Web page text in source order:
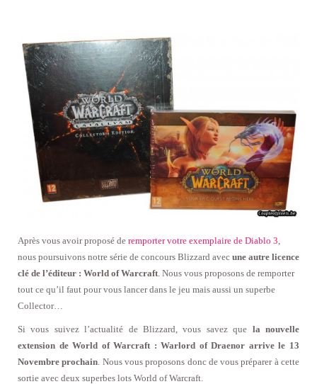
Après vous avoir proposé de remporter votre exemplaire de Diablo 3
nous poursuivons notre série de concours Blizzard avec une autre licence
clé de l’éditeur : World of Warcraft . Nous vous proposons de remporter
tout ce qu’il faut pour vous lancer dans le jeu mais aussi un superbe
Collector…
Si vous suivez l’actualité de Blizzard, vous savez que la nouvelle
extension de World of Warcraft : Warlord of Draenor arrive le 13
Novembre prochain . Nous vous proposons donc de vous préparer à cette
sortie avec deux superbes lots World of Warcraft.